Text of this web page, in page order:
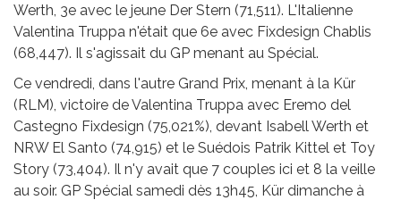
Werth, 3e avec le jeune Der Stern (71,511). L'Italienne
Valentina Truppa n'était que 6e avec Fixdesign Chablis
(68,447). Il s'agissait du GP menant au Spécial.
Ce vendredi, dans l'autre Grand Prix, menant à la Kür
(RLM), victoire de Valentina Truppa avec Eremo del
Castegno Fixdesign (75,021%), devant Isabell Werth et
NRW El Santo (74,915) et le Suédois Patrik Kittel et Toy
Story (73,404). Il n'y avait que 7 couples ici et 8 la veille
au soir. GP Spécial samedi dès 13h45, Kür dimanche à